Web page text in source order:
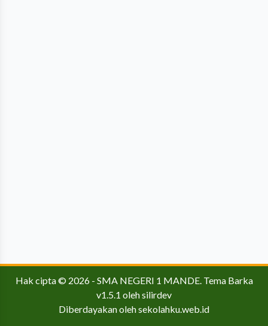
Hak cipta © 2026 - SMA NEGERI 1 MANDE. Tema Barka
v1.5.1 olehsilirdev
Diberdayakan olehsekolahku.web.id